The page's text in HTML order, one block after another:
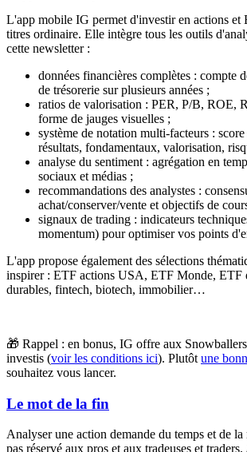
L'app mobile IG permet d'investir en actions et
titres ordinaire. Elle intègre tous les outils
cette newsletter :
données financières complètes : compte
de trésorerie sur plusieurs années ;
ratios de valorisation : PER, P/B, ROE,
forme de jauges visuelles ;
système de notation multi-facteurs :
résultats, fondamentaux, valorisation,
analyse du sentiment : agrégation en
sociaux et médias ;
recommandations des analystes :
achat/conserver/vente et objectifs de
signaux de trading : indicateurs
momentum) pour optimiser vos points
L'app propose également des sélections
inspirer : ETF actions USA, ETF Monde, ETF
durables, fintech, biotech, immobilier…
🎁 Rappel : en bonus, IG offre aux
investis (voir les conditions ici). Plutôt une
souhaitez vous lancer.
Le mot de la fin
Analyser une action demande du temps et de la
pas réservé aux pros et aux tradeuses et